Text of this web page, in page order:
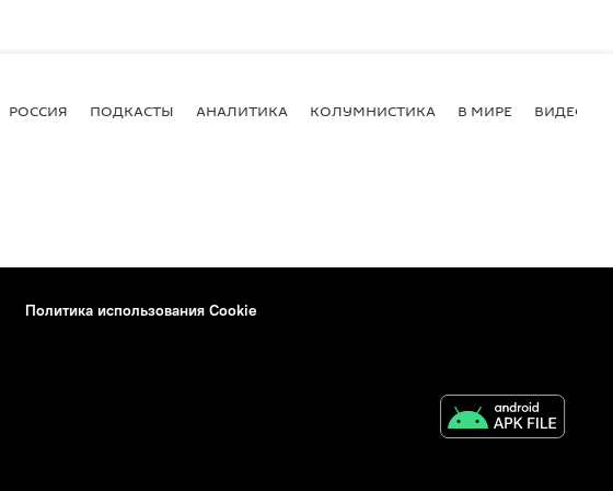
РОССИЯ ПОДКАСТЫ АНАЛИТИКА КОЛУМНИСТИКА В МИРЕ ВИДЕО
Политика использования Cookie